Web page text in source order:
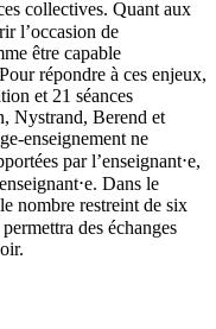
collectives. Quant aux
l’occasion de
être capable
répondre à ces enjeux,
et 21 séances
Nystrand, Berend et
enseignement ne
par l’enseignant⋅e,
Dans le
nombre restreint de six
des échanges